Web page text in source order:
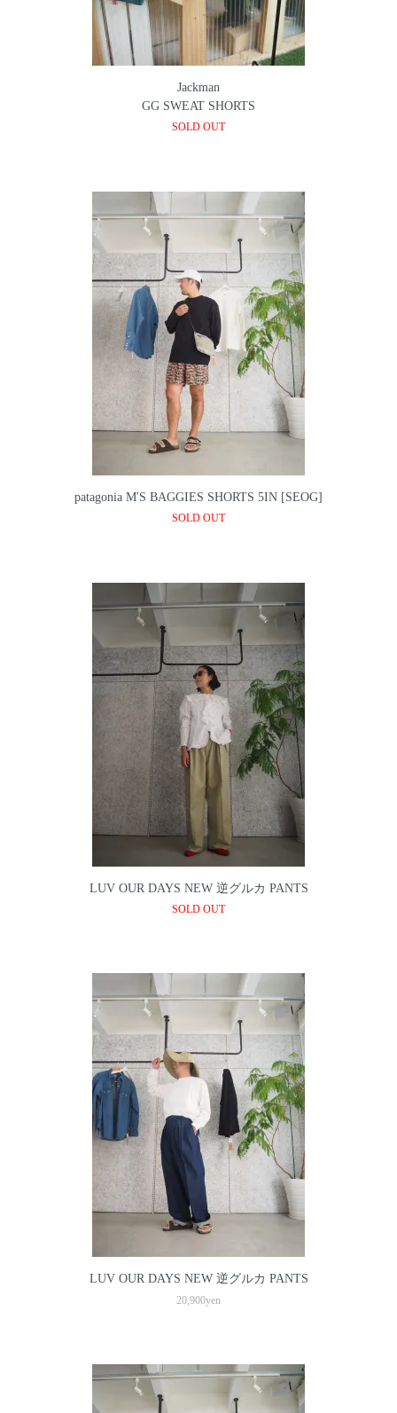
Jackman
GG SWEAT SHORTS
SOLD OUT
patagonia M'S BAGGIES SHORTS 5IN [SEOG]
SOLD OUT
LUV OUR DAYS NEW 逆グルカ PANTS
SOLD OUT
LUV OUR DAYS NEW 逆グルカ PANTS
20,900yen